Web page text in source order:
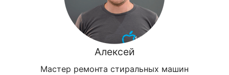
Алексей
Мастер ремонта стиральных машин